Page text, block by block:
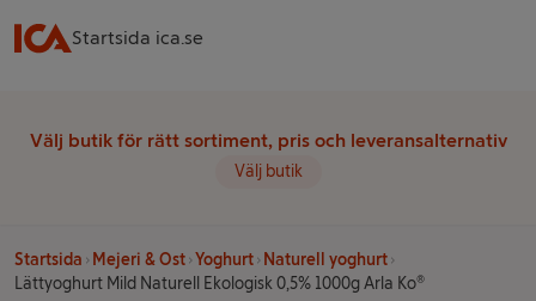
Startsida ica.se
Välj butik för rätt sortiment, pris och leveransalternativ
Välj butik
Startsida Mejeri & Ost Yoghurt
Naturell yoghurt
Lättyoghurt Mild Naturell Ekologisk 0,5% 1000g Arla Ko®